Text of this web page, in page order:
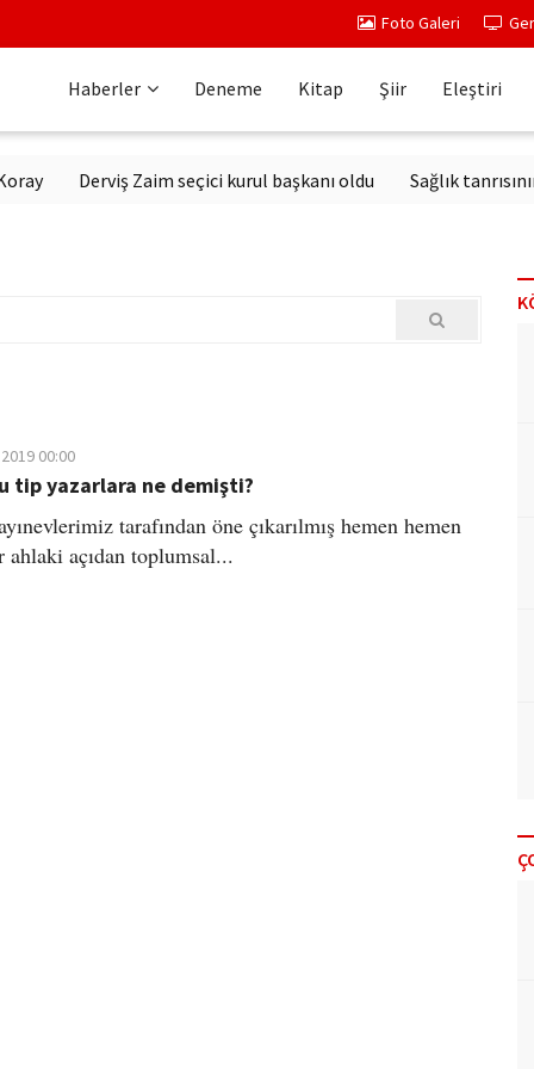
Foto Galeri
Haberler Deneme Kitap Şiir Eleştiri
Derviş Zaim seçici kurul başkanı oldu Sağlık tanrısının
00:00
tip yazarlara ne demişti?
tarafından öne çıkarılmış hemen hemen
ahlaki açıdan toplumsal...